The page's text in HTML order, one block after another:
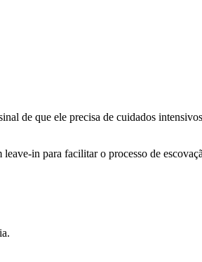
de que ele precisa de cuidados
in para facilitar o processo de